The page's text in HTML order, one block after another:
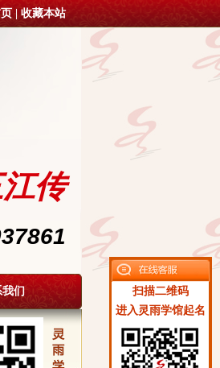
扫描二维码
进入灵雨学馆起名
收藏本站
传
们